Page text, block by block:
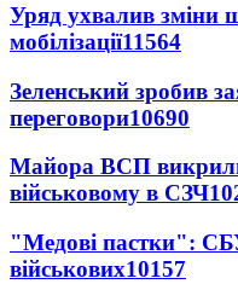
Уряд ухвалив зміни
мобілізації11564
Зеленський зробив
переговори10690
Майора ВСП
військовому в СЗЧ
"Медові пастки":
військових10157